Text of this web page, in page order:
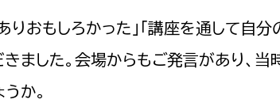
議会局
りおもしろかった」「講座を通して自
ました。会場からもご発言があり、
か。